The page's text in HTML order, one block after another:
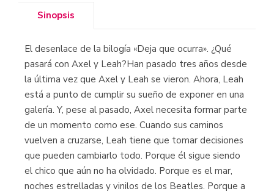
Sinopsis
El desenlace de la bilogía «Deja que ocurra». ¿Qué
pasará con Axel y Leah?Han pasado tres años desde
la última vez que Axel y Leah se vieron. Ahora, Leah
está a punto de cumplir su sueño de exponer en una
galería. Y, pese al pasado, Axel necesita formar parte
de un momento como ese. Cuando sus caminos
vuelven a cruzarse, Leah tiene que tomar decisiones
que pueden cambiarlo todo. Porque él sigue siendo
el chico que aún no ha olvidado. Porque es el mar,
noches estrelladas y vinilos de los Beatles. Porque a